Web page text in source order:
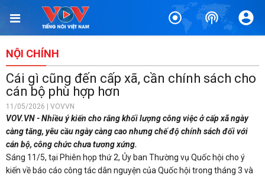
NỘI CHÍNH
Cái gì cũng đến cấp xã, cần chính sách cho
cán bộ phù hợp hơn
11/05/2026 | VOVVN
VOV.VN - Nhiều ý kiến cho rằng khối lượng công việc ở cấp xã ngày
càng tăng, yêu cầu ngày càng cao nhưng chế độ chính sách đối với
cán bộ, công chức chưa tương xứng.
Sáng 11/5, tại Phiên họp thứ 2, Ủy ban Thường vụ Quốc hội cho ý
kiến về báo cáo công tác dân nguyện của Quốc hội trong tháng 3 và